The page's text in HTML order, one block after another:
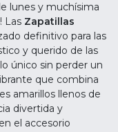
lunes y muchísima
Las Zapatillas
definitivo para las
y querido de las
único sin perder un
que combina
amarillos llenos de
divertida y
el accesorio